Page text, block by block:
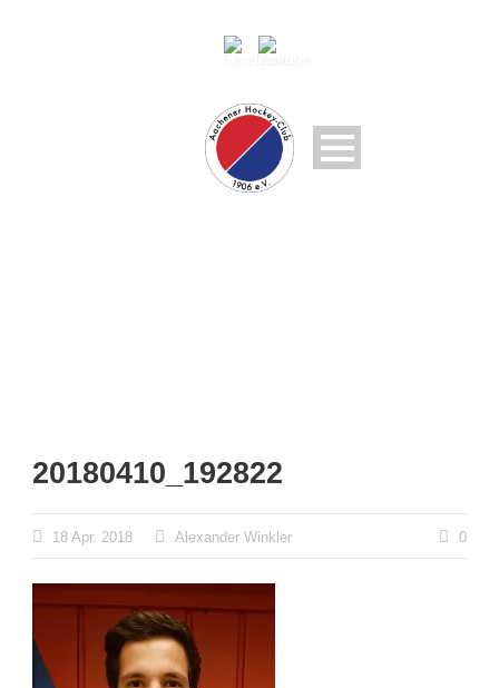
20180410_192822
18 Apr. 2018 Alexander Winkler 0